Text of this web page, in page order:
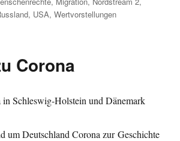
, USA,Wertvorstellungen
Corona
in Schleswig-Holstein und Dänemark
um Deutschland Corona zur Geschichte